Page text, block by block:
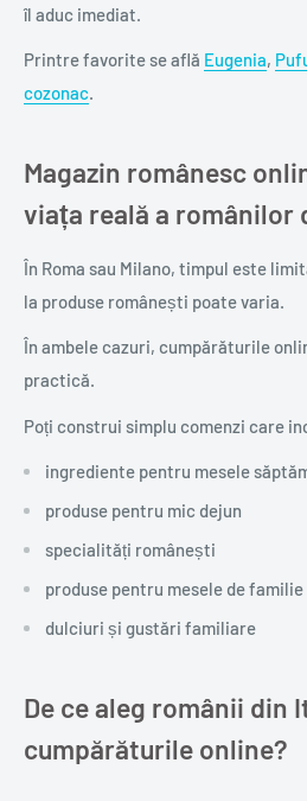
îl aduc imediat.
Printre favorite se află Eugenia,
cozonac.
Magazin românesc
viața reală a românilor
În Roma sau Milano, timpul este
la produse românești poate varia.
În ambele cazuri, cumpărăturile
practică.
Poți construi simplu comenzi care
ingrediente pentru mesele
produse pentru mic dejun
specialități românești
produse pentru mesele de familie
dulciuri și gustări familiare
De ce aleg românii din
cumpărăturile online?